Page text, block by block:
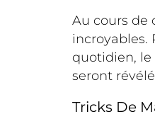
Au cours de
incroyables.
quotidien, le
seront
Tricks De